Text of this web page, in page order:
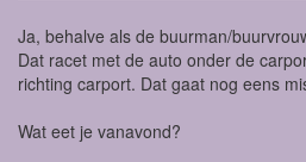
Ja, behalve als de buurman/
Dat racet met de auto onder de
richting carport. Dat gaat nog eens
Wat eet je vanavond?